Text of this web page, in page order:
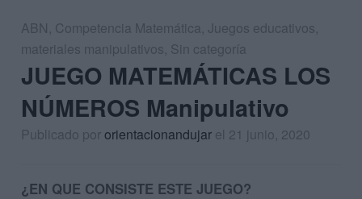
ABN, Competencia Matemática, Juegos educativos,
materiales manipulativos, Sin categoría
JUEGO MATEMÁTICAS LOS
NÚMEROS Manipulativo
Publicado pororientacionandujar el 21 junio, 2020
¿EN QUE CONSISTE ESTE JUEGO?